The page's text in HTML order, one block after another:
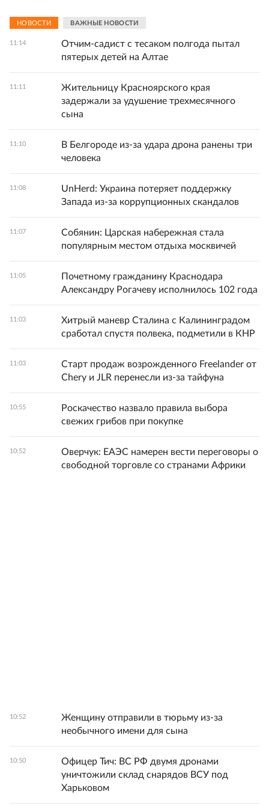
НОВОСТИ ВАЖНЫЕ НОВОСТИ
11:14
Отчим-садист с тесаком полгода пытал
пятерых детей на Алтае
11:11
Жительницу Красноярского края
задержали за удушение трехмесячного
сына
11:10
В Белгороде из-за удара дрона ранены три
человека
11:08
UnHerd: Украина потеряет поддержку
Запада из-за коррупционных скандалов
11:07
Собянин: Царская набережная стала
популярным местом отдыха москвичей
11:05
Почетному гражданину Краснодара
Александру Рогачеву исполнилось 102 года
11:03
Хитрый маневр Сталина с Калининградом
сработал спустя полвека, подметили в КНР
11:03
Старт продаж возрожденного Freelander от
Chery и JLR перенесли из-за тайфуна
10:55
Роскачество назвало правила выбора
свежих грибов при покупке
10:52
Оверчук: ЕАЭС намерен вести переговоры о
свободной торговле со странами Африки
10:52
Женщину отправили в тюрьму из-за
необычного имени для сына
10:50
Офицер Тич: ВС РФ двумя дронами
уничтожили склад снарядов ВСУ под
Харьковом